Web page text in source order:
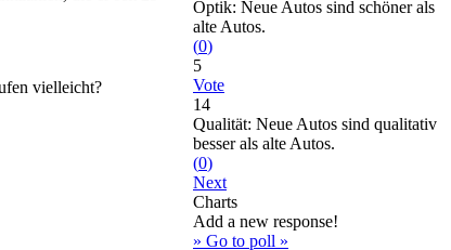
vielleicht?
Optik: Neue Autos sind schöner als
alte Autos.
(0)
5
Vote
14
Qualität: Neue Autos sind qualitativ
besser als alte Autos.
(0)
Next
Charts
Add a new response!
» Go to poll »